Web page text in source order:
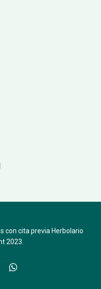
con cita previa Herbolario
2023.
whatsapp